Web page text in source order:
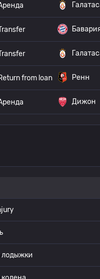
from loan Ренн
Дижон
лодыжки